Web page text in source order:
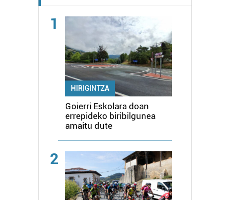
1
HIRIGINTZA
Goierri Eskolara doan
errepideko biribilgunea
amaitu dute
2